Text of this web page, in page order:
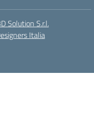
Solution S.r.l.
Italia